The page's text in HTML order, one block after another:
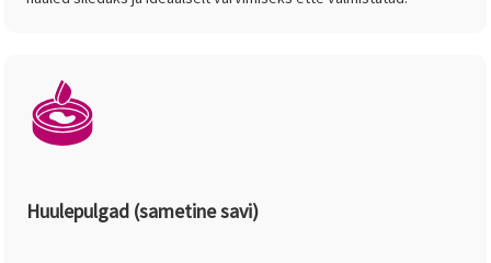
Huulepulgad (sametine savi)